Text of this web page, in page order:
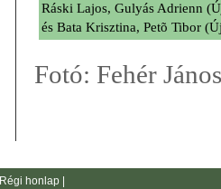
Ráski Lajos, Gulyás Adrienn
és Bata Krisztina, Petõ Tibor
Fotó: Fehér János
Régi honlap